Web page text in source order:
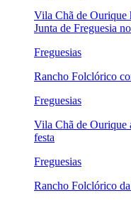
Vila Chã de Ourique
Junta de Freguesia
Freguesias
Rancho Folclórico
Freguesias
Vila Chã de Ourique
festa
Freguesias
Rancho Folclórico